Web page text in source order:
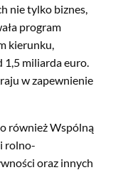
nie tylko biznes,
program
kierunku,
1,5 miliarda euro.
w zapewnienie
również Wspólną
rolno-
oraz innych